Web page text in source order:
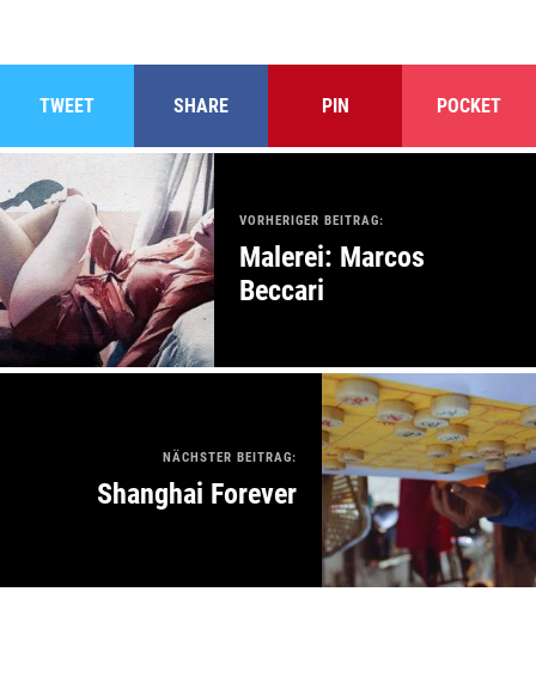
TWEET SHARE PIN POCKET
VORHERIGER BEITRAG:
Malerei: Marcos
Beccari
NÄCHSTER BEITRAG:
Shanghai Forever